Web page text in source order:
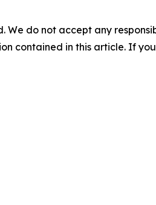
We do not accept any
contained in this article. If